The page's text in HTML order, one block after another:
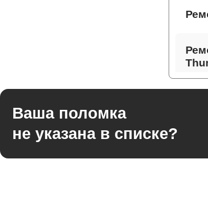
Ваша поломка
не указана в списке?